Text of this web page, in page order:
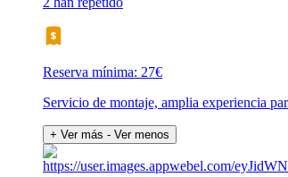
Reserva mínima: 27€
Servicio de montaje, amplia experiencia
+ Ver más - Ver menos